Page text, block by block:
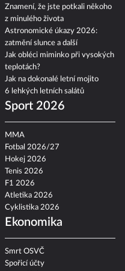
Znamení, že jste potkali někoho
z minulého života
Astronomické úkazy 2026:
zatmění slunce a další
Jak obléci miminko při vysokých
teplotách?
Jak na dokonalé letní mojito
6 lehkých letních salátů
Sport 2026
MMA
Fotbal 2026/27
Hokej 2026
Tenis 2026
F1 2026
Atletika 2026
Cyklistika 2026
Ekonomika
Smrt OSVČ
Spořicí účty